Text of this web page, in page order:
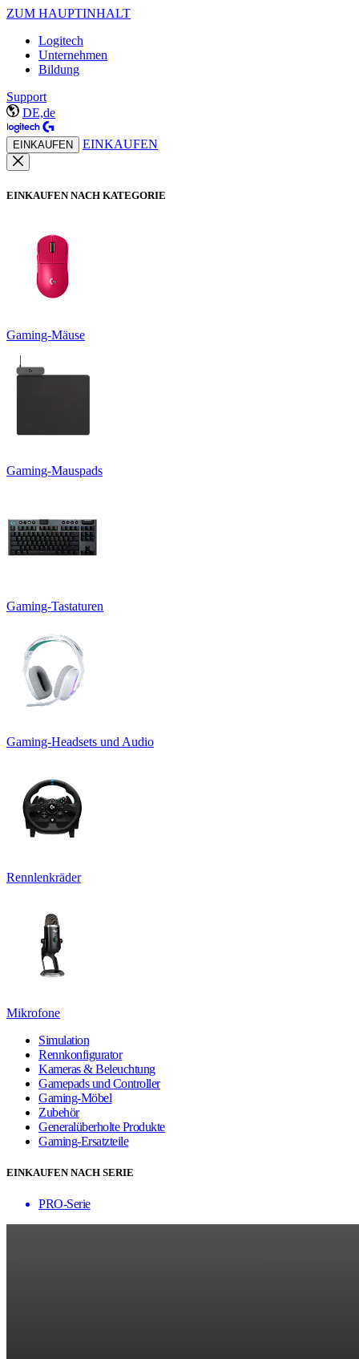
ZUM HAUPTINHALT
Logitech
Unternehmen
Bildung
Support
DE,de
EINKAUFEN EINKAUFEN
EINKAUFEN NACH KATEGORIE
Gaming-Mäuse
Gaming-Mauspads
Gaming-Tastaturen
Gaming-Headsets und Audio
Rennlenkräder
Mikrofone
Simulation
Rennkonfigurator
Kameras & Beleuchtung
Gamepads und Controller
Gaming-Möbel
Zubehör
Generalüberholte Produkte
Gaming-Ersatzteile
EINKAUFEN NACH SERIE
PRO-Serie